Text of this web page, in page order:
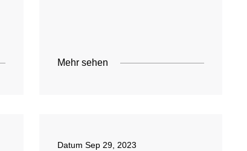
Mehr sehen
DatumSep 29, 2023